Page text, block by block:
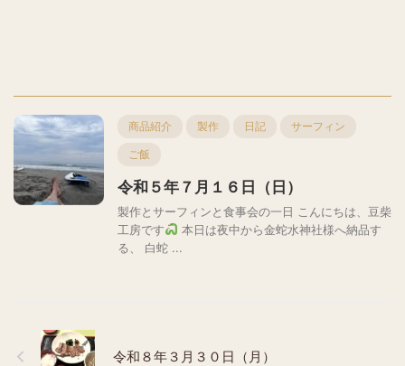
商品紹介 製作 日記 サーフィン
ご飯
令和５年７月１６日（日）
製作とサーフィンと食事会の一日 こんにちは、豆柴
工房です
本日は夜中から金蛇水神社様へ納品す
る、 白蛇 ...
令和８年３月３０日（月）